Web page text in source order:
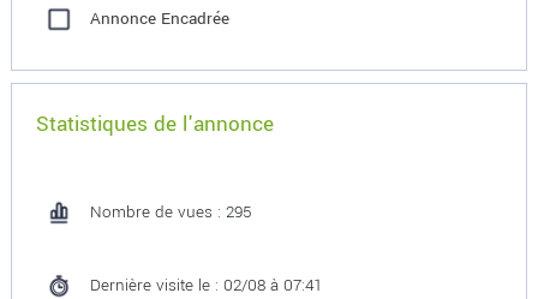
Annonce Encadrée
Statistiques de l'annonce
Nombre de vues : 295
Dernière visite le : 02/08 à 07:41